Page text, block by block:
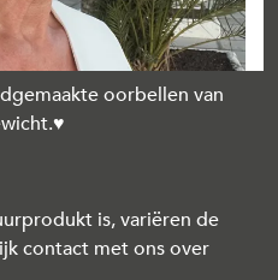
oorbellen van
is, variëren de
contact met ons over